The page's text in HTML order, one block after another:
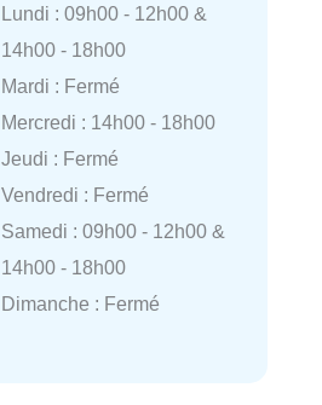
Lundi : 09h00 - 12h00 &
14h00 - 18h00
Mardi : Fermé
Mercredi : 14h00 - 18h00
Jeudi : Fermé
Vendredi : Fermé
Samedi : 09h00 - 12h00 &
14h00 - 18h00
Dimanche : Fermé